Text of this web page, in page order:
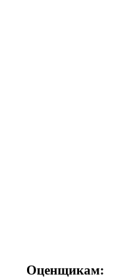
Оценщикам: